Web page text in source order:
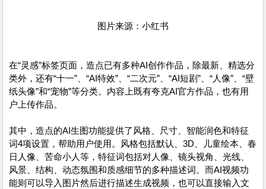
图片来源：小红书
在“灵感”标签页面，造点已有多种AI创作作品，除最新、精选分
类外，还有“十一”、“AI特效”、“二次元”、“AI短剧”、“人像”、“壁
纸头像”和“宠物”等分类。内容上既有夸克AI官方作品，也有用
户上传作品。
其中，造点的AI生图功能提供了风格、尺寸、智能润色和特征
词4项设置，帮助用户使用。风格包括默认、3D、儿童绘本、春
日人像、苦命小人等，特征词包括对人像、镜头视角、光线、
风景、结构、动态氛围和质感细节的多种描述词。而AI视频功
能则可以导入图片然后进行描述生成视频，也可以直接输入文